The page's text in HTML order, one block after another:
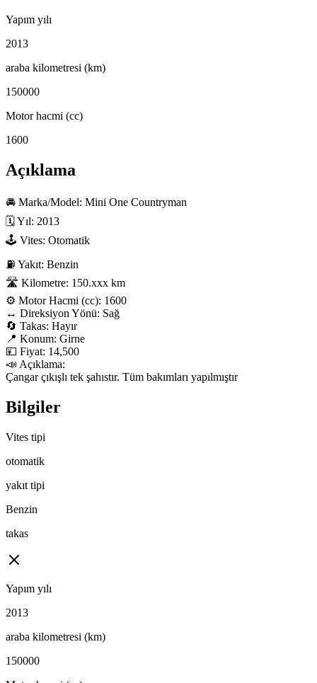
Yapım yılı
2013
araba kilometresi (km)
150000
Motor hacmi (cc)
1600
Açıklama
🚘 Marka/Model: Mini One Countryman
🗓 Yıl: 2013
🕹 Vites: Otomatik
⛽ Yakıt: Benzin
🛣 Kilometre: 150.xxx km
⚙️ Motor Hacmi (cc): 1600
↔️ Direksiyon Yönü: Sağ
🔄 Takas: Hayır
📍 Konum: Girne
💴 Fiyat: 14,500
📣 Açıklama:
Çangar çıkışlı tek şahıstır. Tüm bakımları yapılmıştır
Bilgiler
Vites tipi
otomatik
yakıt tipi
Benzin
takas
Yapım yılı
2013
araba kilometresi (km)
150000